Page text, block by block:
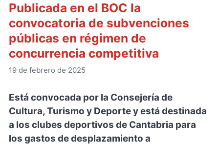
Publicada en el BOC la
convocatoria de subvenciones
públicas en régimen de
concurrencia competitiva
19 de febrero de 2025
Está convocada por la Consejería de
Cultura, Turismo y Deporte y está destinada
a los clubes deportivos de Cantabria para
los gastos de desplazamiento a